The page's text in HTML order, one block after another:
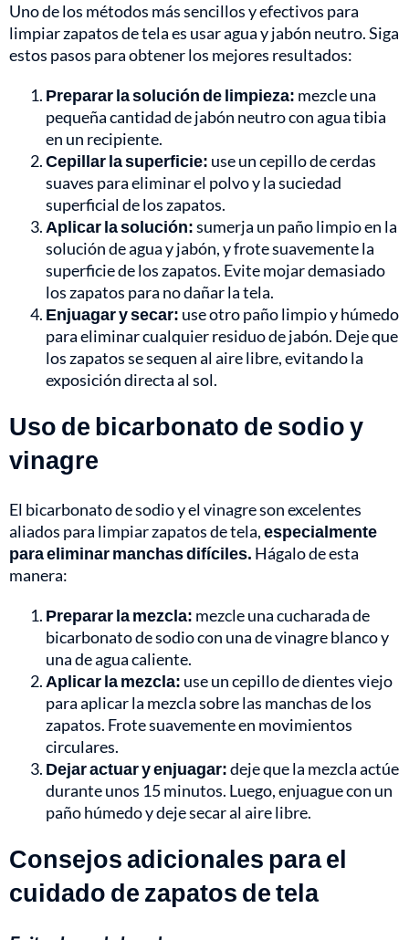
Uno de los métodos más sencillos y efectivos para
limpiar zapatos de tela es usar agua y jabón neutro. Siga
estos pasos para obtener los mejores resultados:
Preparar la solución de limpieza: mezcle una
pequeña cantidad de jabón neutro con agua tibia
en un recipiente.
Cepillar la superficie: use un cepillo de cerdas
suaves para eliminar el polvo y la suciedad
superficial de los zapatos.
Aplicar la solución:sumerja un paño limpio en la
solución de agua y jabón, y frote suavemente la
superficie de los zapatos. Evite mojar demasiado
los zapatos para no dañar la tela.
Enjuagar y secar: use otro paño limpio y húmedo
para eliminar cualquier residuo de jabón. Deje que
los zapatos se sequen al aire libre, evitando la
exposición directa al sol.
Uso de bicarbonato de sodio y
vinagre
El bicarbonato de sodio y el vinagre son excelentes
aliados para limpiar zapatos de tela,especialmente
para eliminar manchas difíciles. Hágalo de esta
manera:
Preparar la mezcla: mezcle una cucharada de
bicarbonato de sodio con una de vinagre blanco y
una de agua caliente.
Aplicar la mezcla: use un cepillo de dientes viejo
para aplicar la mezcla sobre las manchas de los
zapatos. Frote suavemente en movimientos
circulares.
Dejar actuar y enjuagar:deje que la mezcla actúe
durante unos 15 minutos. Luego, enjuague con un
paño húmedo y deje secar al aire libre.
Consejos adicionales para el
cuidado de zapatos de tela